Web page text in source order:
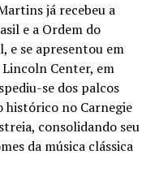
já recebeu a
e a Ordem do
e se apresentou em
Center, em
se dos palcos
no Carnegie
consolidando seu
da música clássica